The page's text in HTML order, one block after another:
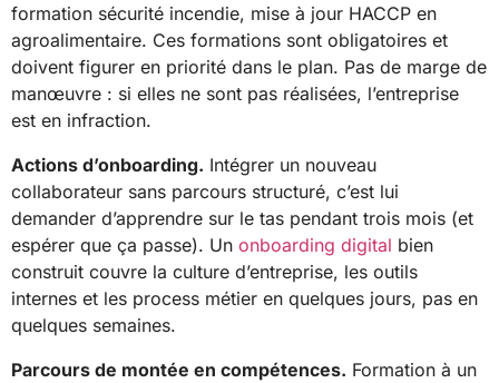
formation sécurité incendie, mise à jour HACCP en
agroalimentaire. Ces formations sont obligatoires et
doivent figurer en priorité dans le plan. Pas de marge de
manœuvre : si elles ne sont pas réalisées, l’entreprise
est en infraction.
Actions d’onboarding. Intégrer un nouveau
collaborateur sans parcours structuré, c’est lui
demander d’apprendre sur le tas pendant trois mois (et
espérer que ça passe). Un onboarding digital bien
construit couvre la culture d’entreprise, les outils
internes et les process métier en quelques jours, pas en
quelques semaines.
Parcours de montée en compétences. Formation à un